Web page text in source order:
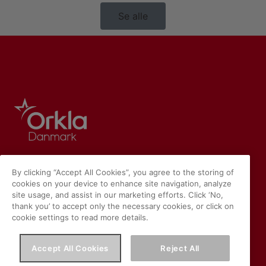
Se alle
Vores hjemmeside placerer cookies på din enhed, hvis du har
accepteret det i indstillingerne i din browser. Cookies bruges til
Læs mere om Orklas behandling af personoplysninger, herunder
By clicking “Accept All Cookies”, you agree to the storing of
cookies on your device to enhance site navigation, analyze
site usage, and assist in our marketing efforts. Click ‘No,
thank you’ to accept only the necessary cookies, or click on
cookie settings to read more details.
Accept All Cookies Reject All